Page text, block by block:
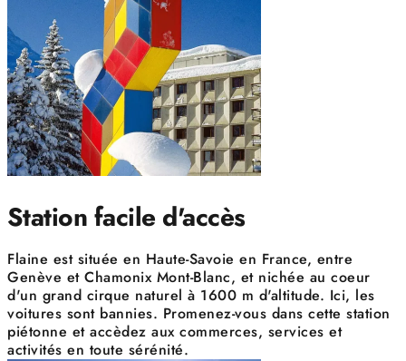
Station facile d'accès
Flaine est située en Haute-Savoie en France, entre
Genève et Chamonix Mont-Blanc, et nichée au coeur
d'un grand cirque naturel à 1600 m d'altitude. Ici, les
voitures sont bannies. Promenez-vous dans cette station
piétonne et accèdez aux commerces, services et
activités en toute sérénité.